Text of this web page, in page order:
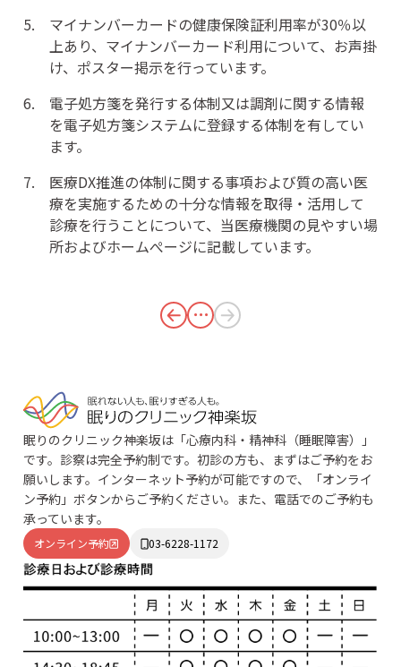
5. マイナンバーカードの健康保険証利用率が30％以
上あり、マイナンバーカード利用について、お声掛
け、ポスター掲示を行っています。
6. 電子処方箋を発行する体制又は調剤に関する情報
を電子処方箋システムに登録する体制を有してい
ます。
7. 医療DX推進の体制に関する事項および質の高い医
療を実施するための十分な情報を取得・活用して
診療を行うことについて、当医療機関の見やすい場
所およびホームぺージに記載しています。
・・・
眠りのクリニック神楽坂は「心療内科・精神科（睡眠障害）」
です。診察は完全予約制です。初診の方も、まずはご予約をお
願いします。インターネット予約が可能ですので、「オンライ
ン予約」ボタンからご予約ください。また、電話でのご予約も
承っています。
オンライン予約 03-6228-1172